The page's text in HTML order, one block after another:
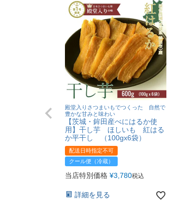
殿堂入りさつまいもでつくった 自然で
豊かな甘みと味わい
【茨城・鉾田産べにはるか使
用】干し芋 ほしいも 紅はる
か平干し （100gx6袋）
配送日時指定不可
クール便（冷蔵）
当店特別価格 ¥3,780税込
詳細を見る